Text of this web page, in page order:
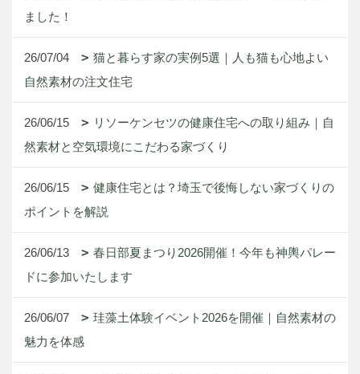
ました！
26/07/04
猫と暮らす家の実例5選｜人も猫も心地よい
自然素材の注文住宅
26/06/15
リソーケンセツの健康住宅への取り組み｜自
然素材と空気環境にこだわる家づくり
26/06/15
健康住宅とは？埼玉で後悔しない家づくりの
ポイントを解説
26/06/13
春日部夏まつり2026開催！今年も神輿パレー
ドに参加いたします
26/06/07
珪藻土体験イベント2026を開催｜自然素材の
魅力を体感